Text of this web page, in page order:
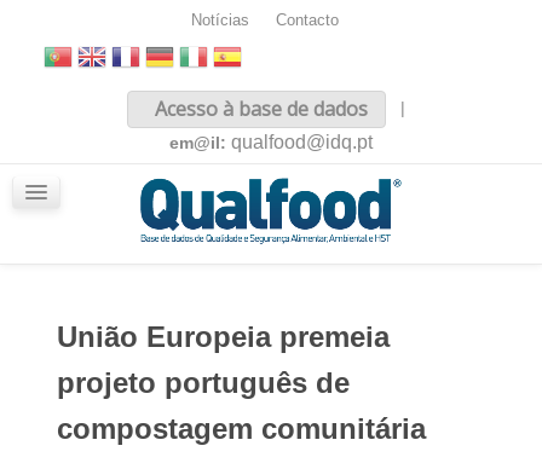
Notícias Contacto
Acesso à base de dados
|
em@il: qualfood@idq.pt
União Europeia premeia
projeto português de
compostagem comunitária